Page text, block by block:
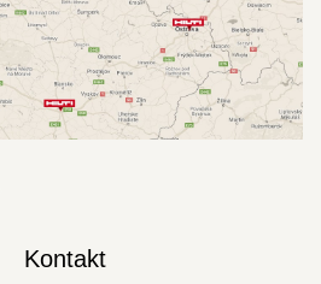
Kontakt